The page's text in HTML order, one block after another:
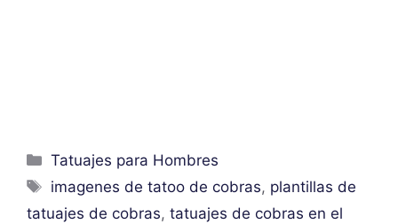
Categorías
Tatuajes para Hombres
Etiquetas
imagenes de tatoo de cobras, plantillas de
tatuajes de cobras, tatuajes de cobras en el